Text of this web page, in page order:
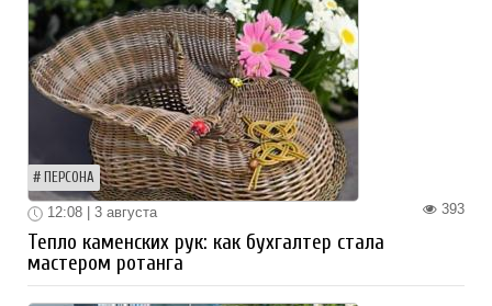
ПЕРСОНА
393
12:08 | 3 августа
Тепло каменских рук: как бухгалтер стала
мастером ротанга